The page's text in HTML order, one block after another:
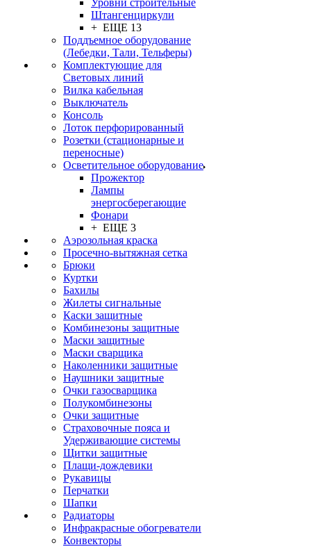
Уровни строительные
Штангенциркули
+ ЕЩЕ 13
Поддъемное оборудование
(Лебедки, Тали, Тельферы)
Комплектующие для
Световых линий
Вилка кабельная
Выключатель
Консоль
Лоток перфорированный
Розетки (стационарные и
переносные)
Осветительное оборудование
Прожектор
Лампы
энергосберегающие
Фонари
+ ЕЩЕ 3
Аэрозольная краска
Просечно-вытяжная сетка
Брюки
Куртки
Бахилы
Жилеты сигнальные
Каски защитные
Комбинезоны защитные
Маски защитные
Маски сварщика
Наколенники защитные
Наушники защитные
Очки газосварщика
Полукомбинезоны
Очки защитные
Страховочные пояса и
Удерживающие системы
Щитки защитные
Плащи-дождевики
Рукавицы
Перчатки
Шапки
Радиаторы
Инфракрасные обогреватели
Конвекторы